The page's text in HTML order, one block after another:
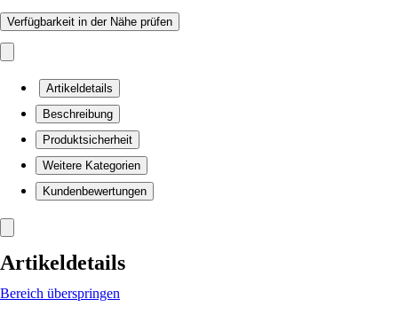
Verfügbarkeit in der Nähe prüfen
Artikeldetails
Beschreibung
Produktsicherheit
Weitere Kategorien
Kundenbewertungen
Artikeldetails
Bereich überspringen